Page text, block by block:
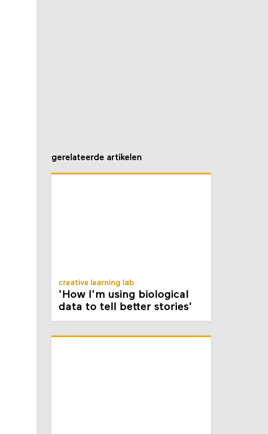
gerelateerde artikelen
creative learning lab
'How I'm using biological
data to tell better stories'